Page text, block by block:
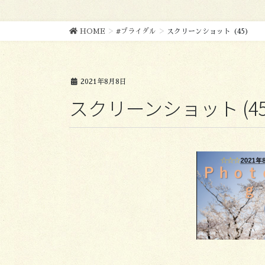
HOME #ブライダル スクリーンショット (45)
2021年8月8日
スクリーンショット